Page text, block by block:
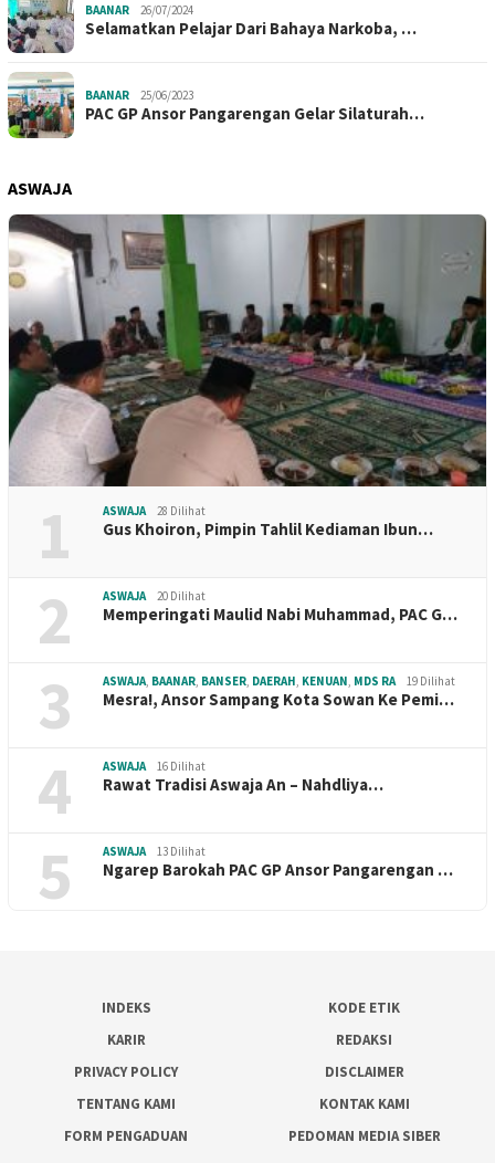
BAANAR 26/07/2024
Selamatkan Pelajar Dari Bahaya Narkoba, …
BAANAR 25/06/2023
PAC GP Ansor Pangarengan Gelar Silaturah…
ASWAJA
1 ASWAJA 28 Dilihat
Gus Khoiron, Pimpin Tahlil Kediaman Ibun…
2 ASWAJA 20 Dilihat
Memperingati Maulid Nabi Muhammad, PAC G…
3 ASWAJA BAANAR BANSER DAERAH KENUAN MDS RA 19 Dilihat
Mesra!, Ansor Sampang Kota Sowan Ke Pemi…
4 ASWAJA 16 Dilihat
Rawat Tradisi Aswaja An – Nahdliya…
5 ASWAJA 13 Dilihat
Ngarep Barokah PAC GP Ansor Pangarengan …
INDEKS
KODE ETIK
KARIR
REDAKSI
PRIVACY POLICY
DISCLAIMER
TENTANG KAMI
KONTAK KAMI
FORM PENGADUAN
PEDOMAN MEDIA SIBER